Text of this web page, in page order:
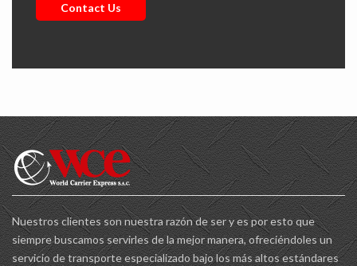
Contact Us
Nuestros clientes son nuestra razón de ser y es por esto que
siempre buscamos servirles de la mejor manera, ofreciéndoles un
servicio de transporte especializado bajo los más altos estándares